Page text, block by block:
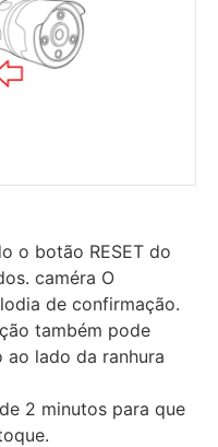
o botão RESET do
caméra O
de confirmação.
também pode
lado da ranhura
2 minutos para que